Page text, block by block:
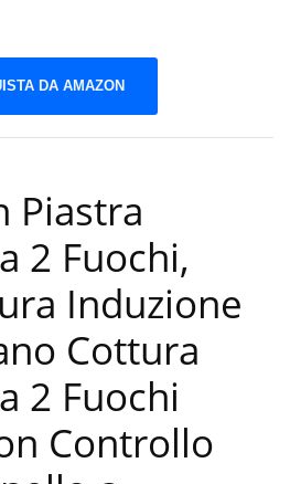
DA AMAZON
Piastra
2 Fuochi,
Induzione
Cottura
2 Fuochi
Controllo